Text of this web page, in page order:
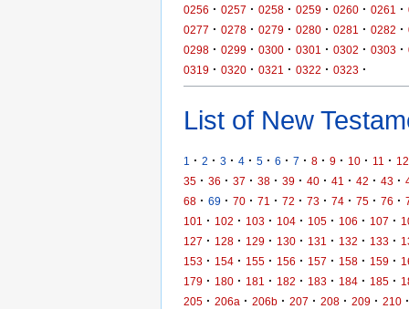
0256 · 0257 · 0258 · 0259 · 0260 · 0261 ·
0277 · 0278 · 0279 · 0280 · 0281 · 0282 ·
0298 · 0299 · 0300 · 0301 · 0302 · 0303 ·
0319 · 0320 · 0321 · 0322 · 0323 ·
List of New
1 · 2 · 3 · 4 · 5 · 6 · 7 · 8 · 9 · 10 · 11 · 12
35 · 36 · 37 · 38 · 39 · 40 · 41 · 42 · 43 ·
68 · 69 · 70 · 71 · 72 · 73 · 74 · 75 · 76 ·
101
· 102 · 103 · 104 · 105 · 106 · 107 ·
127 · 128 · 129 · 130 · 131 · 132 · 133 ·
153 · 154 · 155 · 156 · 157 · 158 · 159 ·
179 · 180 · 181 · 182 · 183 · 184 · 185 ·
205 · 206a · 206b · 207 · 208 · 209 · 210 ·